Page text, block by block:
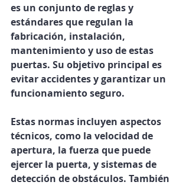
es un conjunto de reglas y
estándares que regulan la
fabricación, instalación,
mantenimiento y uso de estas
puertas. Su objetivo principal es
evitar accidentes y garantizar un
funcionamiento seguro.
Estas normas incluyen aspectos
técnicos, como la velocidad de
apertura, la fuerza que puede
ejercer la puerta, y sistemas de
detección de obstáculos. También